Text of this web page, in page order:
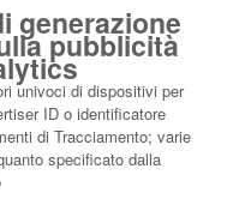
generazione
pubblicità
univoci di dispositivi per
ID o identificatore
di Tracciamento; varie
specificato dalla